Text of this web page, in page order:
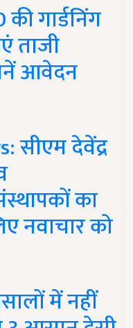
गार्डनिंग
ताजी
आवेदन
सीएम देवेंद्र
का
नवाचार को
में नहीं